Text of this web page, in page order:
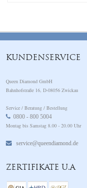
KUNDENSERVICE
Queen Diamond GmbH
Bahnhofstraße 16, D-08056 Zwickau
Service / Beratung / Bestellung
0800 - 800 5004
Montag bis Samstag 8.00 - 20.00 Uhr
service@queendiamond.de
ZERTIFIKATE U.A